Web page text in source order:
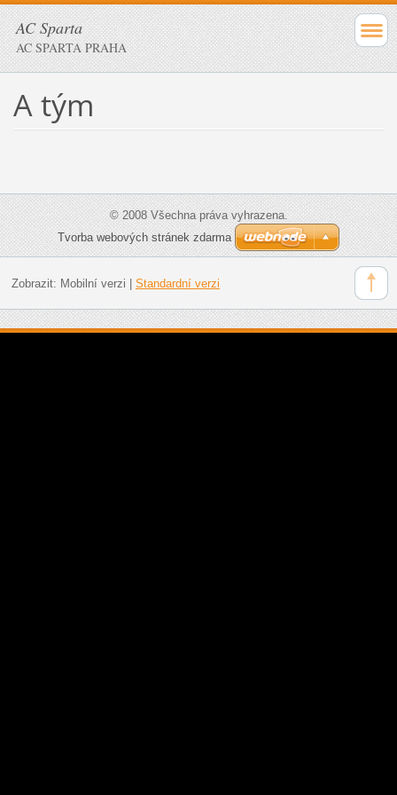
AC Sparta
AC SPARTA PRAHA
A tým
© 2008 Všechna práva vyhrazena.
Tvorba webových stránek zdarma
Zobrazit: Mobilní verzi Standardní verzi